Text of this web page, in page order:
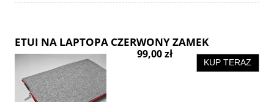
ETUI NA LAPTOPA CZERWONY ZAMEK
99,00 zł
KUP TERAZ